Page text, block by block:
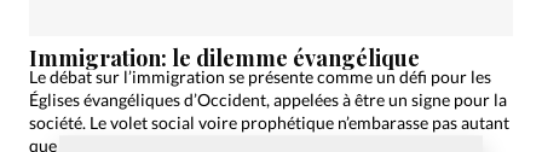
Immigration: le dilemme évangélique
Le débat sur l’immigration se présente comme un défi pour les
Églises évangéliques d’Occident, appelées à être un signe pour la
société. Le volet social voire prophétique n’embarasse pas autant
que le politique, où l’engagement…